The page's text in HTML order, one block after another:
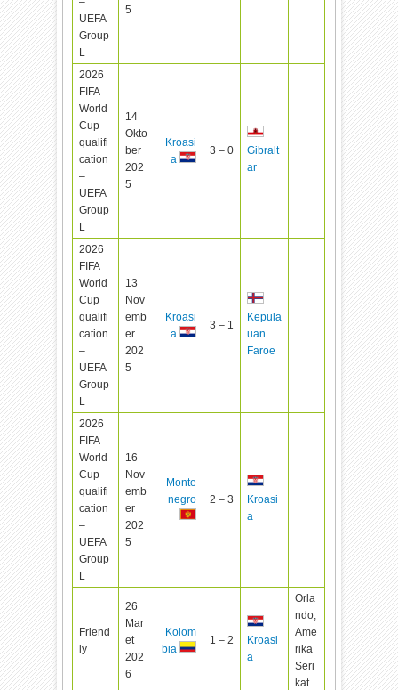
UEFA
Group
L
5
2026
FIFA
World
Cup
qualifi
cation
–
UEFA
Group
L
14
Okto
ber
202
5
Kroasi
a
3 – 0
Gibralt
ar
2026
FIFA
World
Cup
qualifi
cation
–
UEFA
Group
L
13
Nov
emb
er
202
5
Kroasi
a
3 – 1
Kepula
uan
Faroe
2026
FIFA
World
Cup
qualifi
cation
–
UEFA
Group
L
16
Nov
emb
er
202
5
Monte
negro
2 – 3
Kroasi
a
Friend
ly
26
Mar
et
202
6
Kolom
bia
1 – 2
Kroasi
a
Orla
ndo,
Ame
rika
Seri
kat